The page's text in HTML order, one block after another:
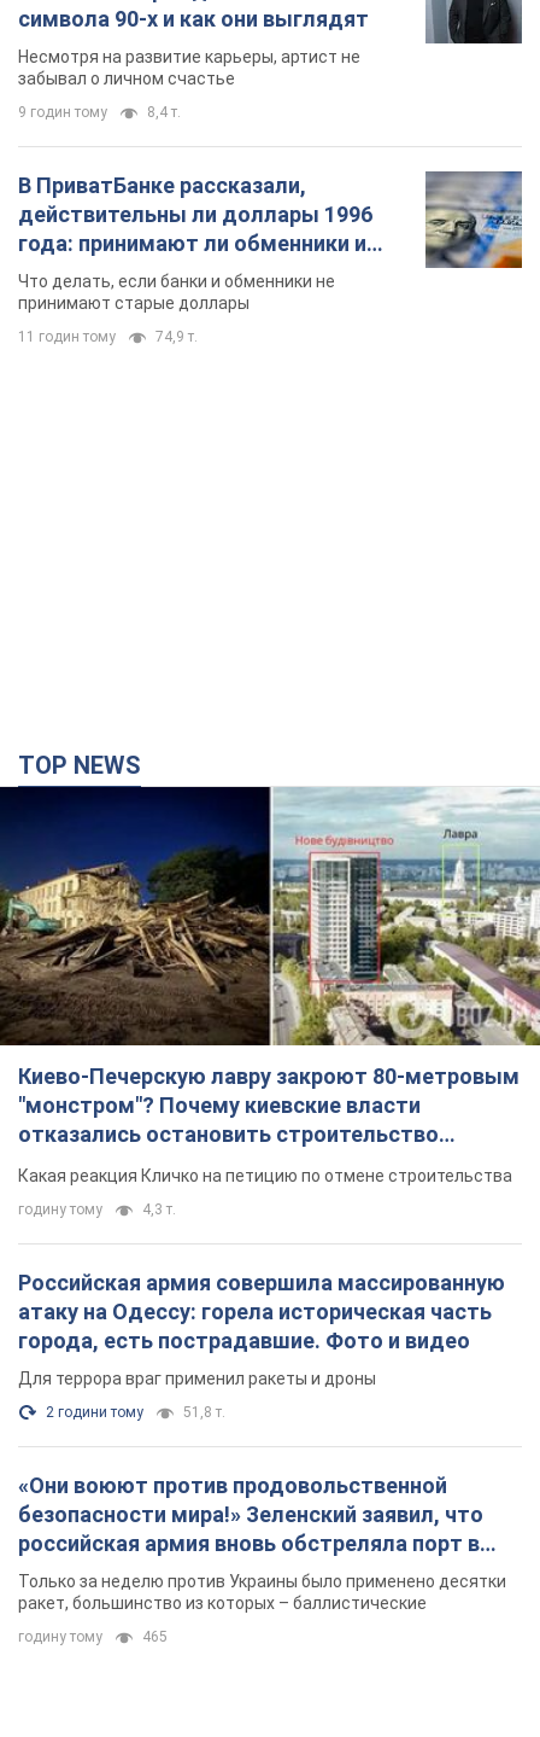
11 годин тому 74,9 т.
Киево-Печерскую лавру закроют 80-метровым
"монстром"? Почему киевские власти
отказались остановить строительство
небоскреба "московского верующего"
Какая реакция Кличко на петицию по отмене строительства
годину тому 4,3 т.
Российская армия совершила массированную
атаку на Одессу: горела историческая часть
города, есть пострадавшие. Фото и видео
Для террора враг применил ракеты и дроны
2 години тому 51,8 т.
«Они воюют против продовольственной
безопасности мира!» Зеленский заявил, что
ракет, большинство из которых – баллистические
годину тому 465